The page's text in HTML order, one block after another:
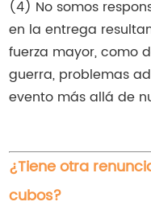
(4) No somos
en la entrega
fuerza mayor, como
guerra, problemas
evento más allá de
¿Tiene otra
cubos?